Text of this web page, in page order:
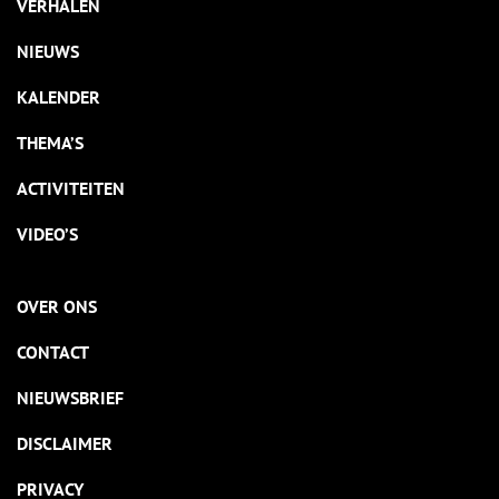
VERHALEN
NIEUWS
KALENDER
THEMA’S
ACTIVITEITEN
VIDEO’S
OVER ONS
CONTACT
NIEUWSBRIEF
DISCLAIMER
PRIVACY